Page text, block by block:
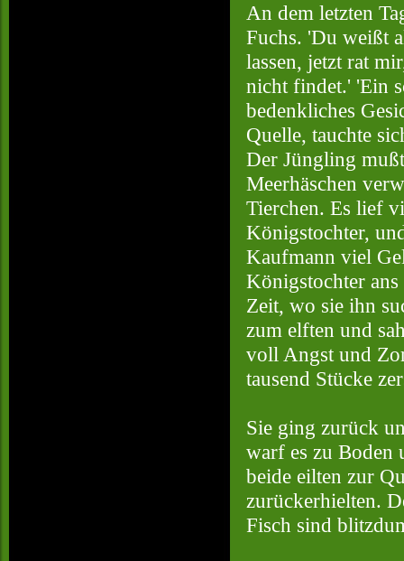
An dem letzten
Fuchs. 'Du weißt
lassen, jetzt rat
nicht findet.' 'Ein
bedenkliches
Quelle, tauchte
Der Jüngling
Meerhäschen
Tierchen. Es lief
Königstochter,
Kaufmann viel
Königstochter
Zeit, wo sie ihn
zum elften und
voll Angst und
tausend Stücke
Sie ging zurück
warf es zu Boden
beide eilten zur
zurückerhielten.
Fisch sind